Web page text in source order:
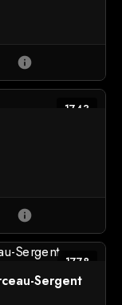
info
1743
info
1778
Sergent